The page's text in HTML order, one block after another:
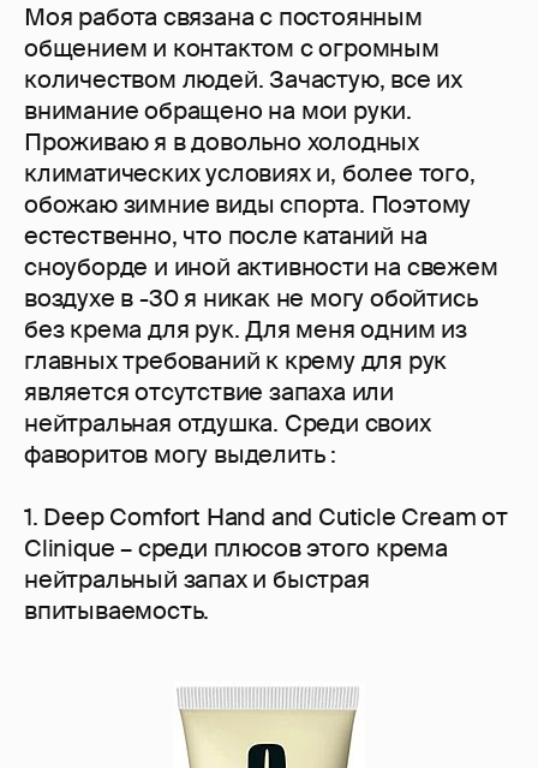
Моя работа связана с постоянным
общением и контактом с огромным
количеством людей. Зачастую, все их
внимание обращено на мои руки.
Проживаю я в довольно холодных
климатических условиях и, более того,
обожаю зимние виды спорта. Поэтому
естественно, что после катаний на
сноуборде и иной активности на свежем
воздухе в -30 я никак не могу обойтись
без крема для рук. Для меня одним из
главных требований к крему для рук
является отсутствие запаха или
нейтральная отдушка. Среди своих
фаворитов могу выделить :
1. Deep Comfort Hand and Cuticle Cream от
Clinique – среди плюсов этого крема
нейтральный запах и быстрая
впитываемость.